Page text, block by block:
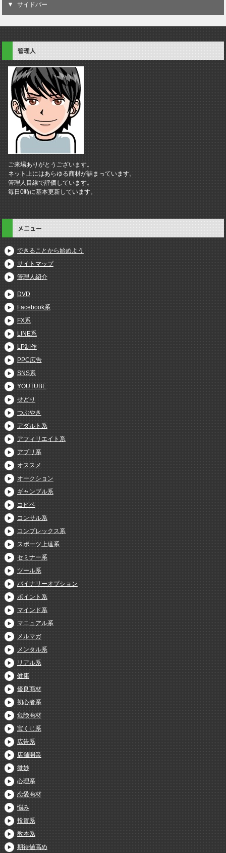
サイドバー
管理人
ご来場ありがとうございます。
ネット上にはあらゆる商材が詰まっています。
管理人目線で評価しています。
毎日0時に基本更新しています。
メニュー
できることから始めよう
サイトマップ
管理人紹介
DVD
Facebook系
FX系
LINE系
LP制作
PPC広告
SNS系
YOUTUBE
せどり
つぶやき
アダルト系
アフィリエイト系
アプリ系
オススメ
オークション
ギャンブル系
コピペ
コンサル系
コンプレックス系
スポーツ上達系
セミナー系
ツール系
バイナリーオプション
ポイント系
マインド系
マニュアル系
メルマガ
メンタル系
リアル系
健康
優良商材
初心者系
危険商材
宝くじ系
広告系
店舗開業
微妙
心理系
恋愛商材
悩み
投資系
教本系
期待値高め